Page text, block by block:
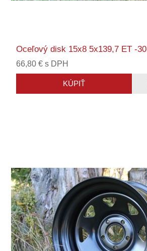
Oceľový disk 15x8 5x139,7 ET -30
66,80 € s DPH